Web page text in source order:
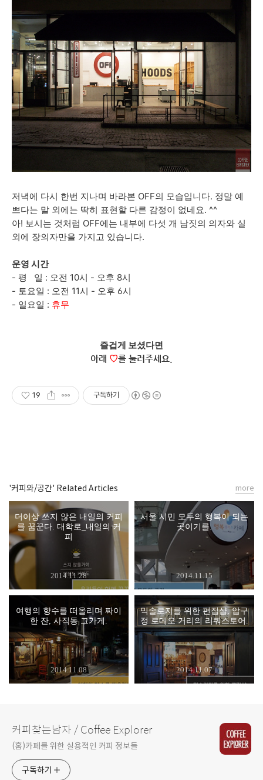
저녁에 다시 한번 지나며 바라본 OFF의 모습입니다. 정말 예
쁘다는 말 외에는 딱히 표현할 다른 감정이 없네요. ^^
아! 보시는 것처럼 OFF에는 내부에 다섯 개 남짓의 의자와 실
외에 장의자만을 가지고 있습니다.
운영 시간
- 평 일 : 오전 10시 - 오후 8시
- 토요일 : 오전 11시 - 오후 6시
- 일요일 : 휴무
즐겁게 보셨다면
아래 ♡를 눌러주세요.
19 구독하기
'커피와/공간' Related Articles
더이상 쓰지 않은 내일의 커피
를 꿈꾼다. 대학로_내일의 커
피
2014.11.28
서울 시민 모두의 행복이 되는
곳이기를.
2014.11.15
여행의 향수를 떠올리며 짜이
한 잔, 사직동 그가게.
2014.11.08
믹솔로지를 위한 편집샵, 압구
정 로데오 거리의 리쿼스토어.
2014.11.07
more
커피찾는남자 / Coffee Explorer
(홈)카페를 위한 실용적인 커피 정보들
구독하기